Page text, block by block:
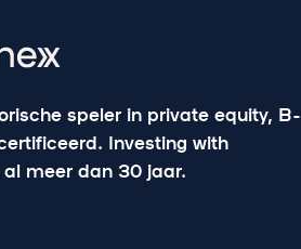
speler in private equity, B-
Investing with
meer dan 30 jaar.